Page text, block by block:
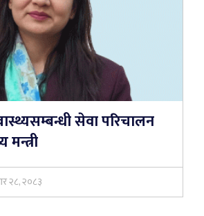
सेवा परिचालन
मन्त्री
२८, २०८३